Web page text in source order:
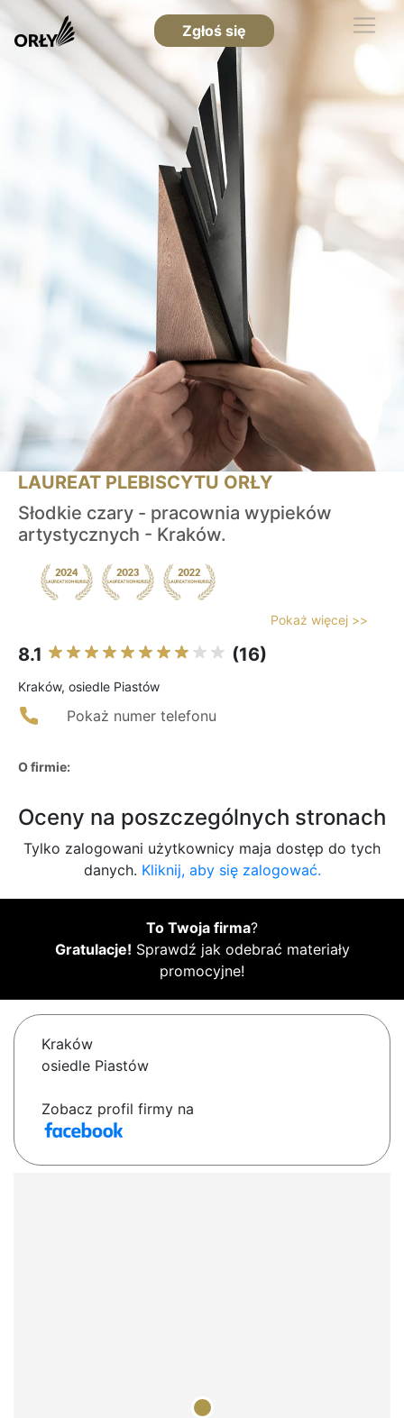
Zgłoś się
LAUREAT PLEBISCYTU ORŁY
Słodkie czary - pracownia wypieków
artystycznych - Kraków.
Pokaż więcej >>
8.1 (16)
Kraków, osiedle Piastów
Pokaż numer telefonu
O firmie:
Oceny na poszczególnych stronach
Tylko zalogowani użytkownicy maja dostęp do tych
danych. Kliknij, aby się zalogować.
To Twoja firma?
Gratulacje! Sprawdź jak odebrać materiały
promocyjne!
Kraków
osiedle Piastów
Zobacz profil firmy na